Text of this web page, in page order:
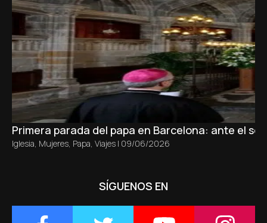
Primera parada del papa en Barcelona: ante el
Iglesia, Mujeres, Papa, Viajes | 09/06/2026
SÍGUENOS EN